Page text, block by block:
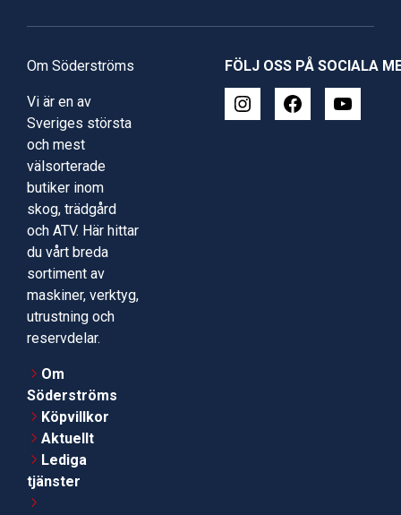
Om Söderströms
Vi är en av
Sveriges största
och mest
välsorterade
butiker inom
skog, trädgård
och ATV. Här hittar
du vårt breda
sortiment av
maskiner, verktyg,
utrustning och
reservdelar.
Om
Söderströms
Köpvillkor
Aktuellt
Lediga
tjänster
FÖLJ OSS PÅ SOCIALA